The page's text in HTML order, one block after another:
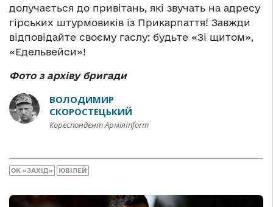
долучається до привітань, які звучать на адресу
гірських штурмовиків із Прикарпаття! Завжди
відповідайте своєму гаслу: будьте «Зі щитом»,
«Едельвейси»!
Фото з архіву бригади
ВОЛОДИМИР
СКОРОСТЕЦЬКИЙ
Кореспондент АрміяInform
ОК «ЗАХІД» ЮВІЛЕЙ